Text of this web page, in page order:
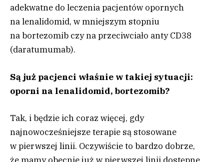
adekwatne do leczenia pacjentów opornych
na lenalidomid, w mniejszym stopniu
na bortezomib czy na przeciwciało anty CD38
(daratumumab).
Są już pacjenci właśnie w takiej sytuacji:
oporni na lenalidomid, bortezomib?
Tak, i będzie ich coraz więcej, gdy
najnowocześniejsze terapie są stosowane
w pierwszej linii. Oczywiście to bardzo dobrze,